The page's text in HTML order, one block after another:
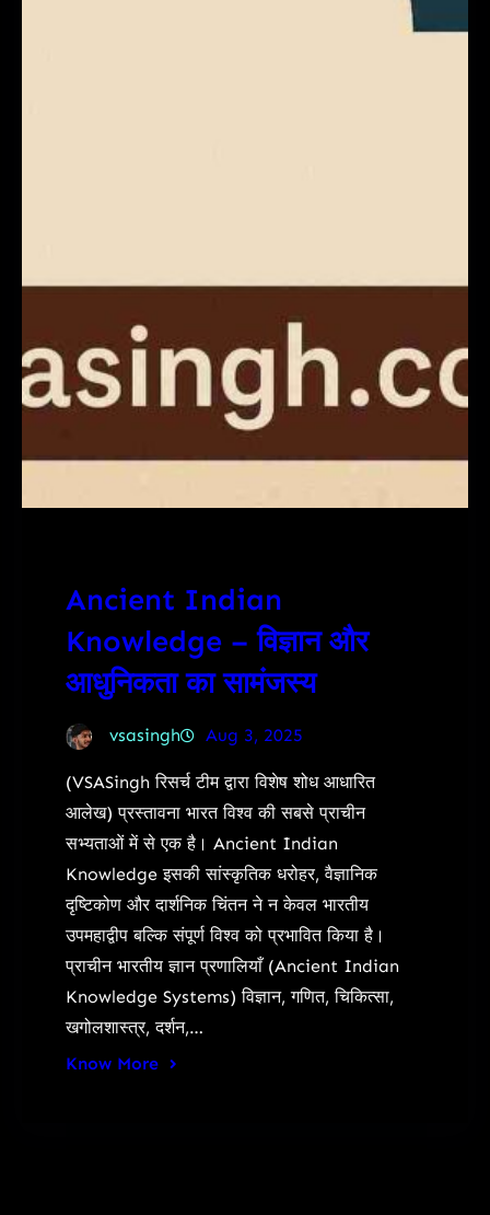
Ancient Indian
Knowledge – विज्ञान और
आधुनिकता का सामंजस्य
vsasingh Aug 3, 2025
(VSASingh रिसर्च टीम द्वारा विशेष शोध आधारित
आलेख) प्रस्तावना भारत विश्व की सबसे प्राचीन
सभ्यताओं में से एक है। Ancient Indian
Knowledge इसकी सांस्कृतिक धरोहर, वैज्ञानिक
दृष्टिकोण और दार्शनिक चिंतन ने न केवल भारतीय
उपमहाद्वीप बल्कि संपूर्ण विश्व को प्रभावित किया है।
प्राचीन भारतीय ज्ञान प्रणालियाँ (Ancient Indian
Knowledge Systems) विज्ञान, गणित, चिकित्सा,
खगोलशास्त्र, दर्शन,…
Know More